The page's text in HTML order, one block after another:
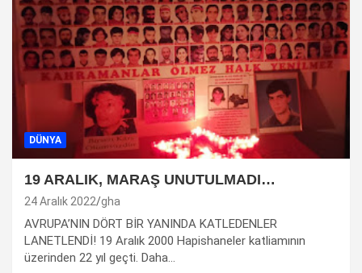
DÜNYA
19 ARALIK, MARAŞ UNUTULMADI…
24 Aralık 2022 gha
AVRUPA’NIN DÖRT BİR YANINDA KATLEDENLER
LANETLENDİ! 19 Aralık 2000 Hapishaneler katliamının
üzerinden 22 yıl geçti. Daha…